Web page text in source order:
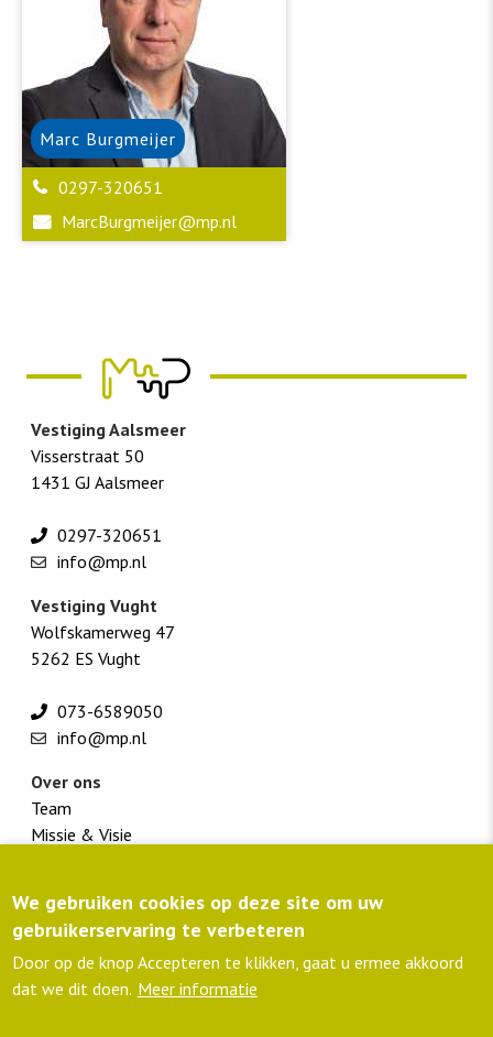
Marc Burgmeijer
0297-320651
MarcBurgmeijer@mp.nl
Vestiging Aalsmeer
Visserstraat 50
1431 GJ Aalsmeer
0297-320651
info@mp.nl
Vestiging Vught
Wolfskamerweg 47
5262 ES Vught
073-6589050
info@mp.nl
Over ons
Team
Missie & Visie
Footer
menu
colofon
Klantportaal
Routebeschrijving
Privacyverklaring
lid NLingenieurs
We gebruiken cookies op deze site om uw
gebruikerservaring te verbeteren
Door op de knop Accepteren te klikken, gaat u ermee akkoord
dat we dit doen. Meer informatie